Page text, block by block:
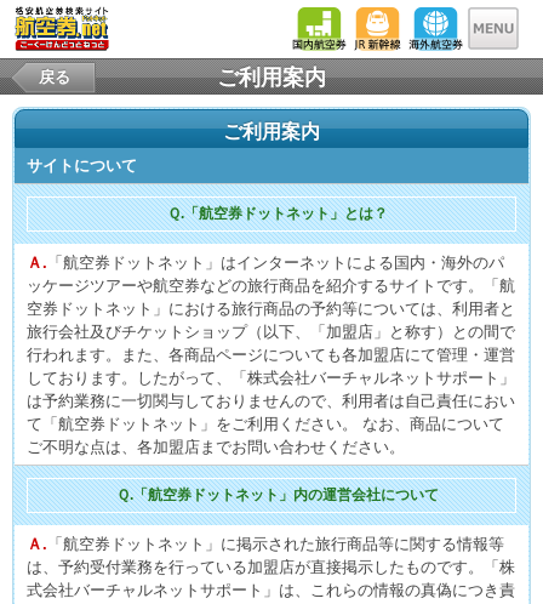
戻る ご利用案内
ご利用案内
サイトについて
Ｑ.「航空券ドットネット」とは？
Ａ. 「航空券ドットネット」はインターネットによる国内・海外のパ
ッケージツアーや航空券などの旅行商品を紹介するサイトです。「航
空券ドットネット」における旅行商品の予約等については、利用者と
旅行会社及びチケットショップ（以下、「加盟店」と称す）との間で
行われます。また、各商品ページについても各加盟店にて管理・運営
しております。したがって、「株式会社バーチャルネットサポート」
は予約業務に一切関与しておりませんので、利用者は自己責任におい
て「航空券ドットネット」をご利用ください。 なお、商品について
ご不明な点は、各加盟店までお問い合わせください。
Ｑ.「航空券ドットネット」内の運営会社について
Ａ. 「航空券ドットネット」に掲示された旅行商品等に関する情報等
は、予約受付業務を行っている加盟店が直接掲示したものです。「株
式会社バーチャルネットサポート」は、これらの情報の真偽につき責